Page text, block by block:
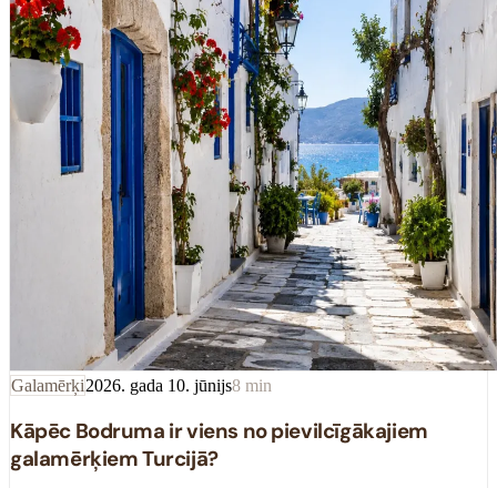
Galamērķi2026. gada 10. jūnijs8 min
Kāpēc Bodruma ir viens no pievilcīgākajiem
galamērķiem Turcijā?